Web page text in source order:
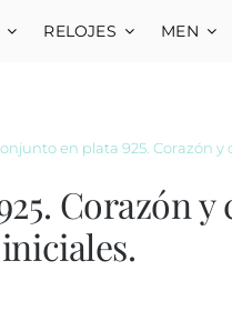
RELOJES MEN
en plata 925. Corazón
Corazón y